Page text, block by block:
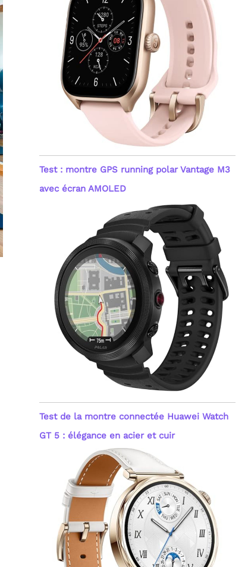
Test : montre GPS running polar Vantage M3
avec écran AMOLED
Test de la montre connectée Huawei Watch
GT 5 : élégance en acier et cuir